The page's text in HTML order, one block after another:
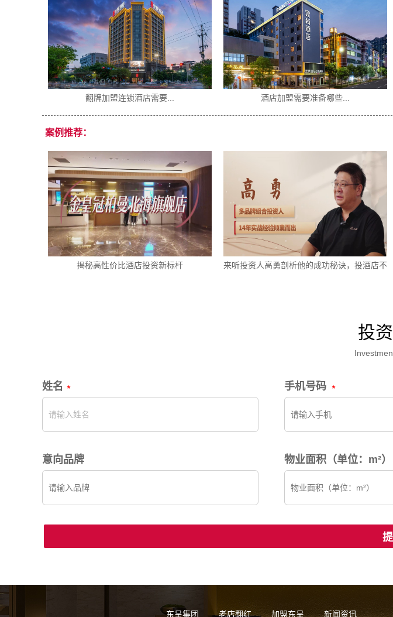
翻牌加盟连锁酒店需要... 酒店加盟需要准备哪些...
案例推荐：
揭秘高性价比酒店投资新标杆
来听投资人高勇剖析他的成功秘诀，投酒店不
投
姓名 手机号码
意向品牌 物业面积（单位：m²）
东呈集团 老店翻红 加盟东呈 新闻资讯